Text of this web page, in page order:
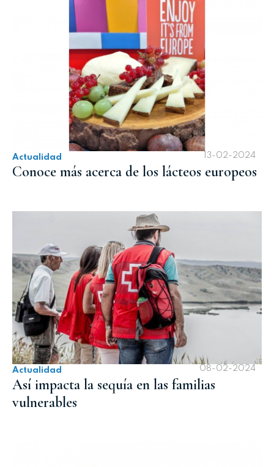
Actualidad 13-02-2024
Conoce más acerca de los lácteos europeos
Actualidad 08-02-2024
Así impacta la sequía en las familias
vulnerables